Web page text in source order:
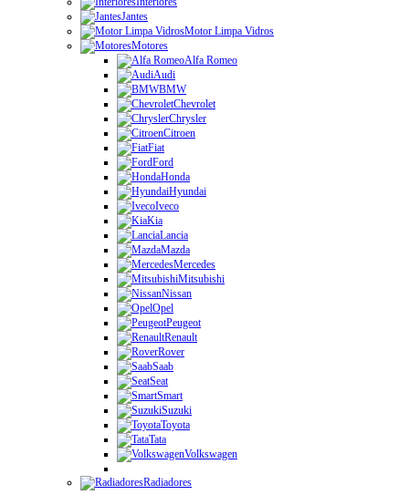
Jantes
Motor Limpa Vidros
Motores
Alfa Romeo
Audi
BMW
Chevrolet
Chrysler
Citroen
Fiat
Ford
Honda
Hyundai
Iveco
Kia
Lancia
Mazda
Mercedes
Mitsubishi
Nissan
Opel
Peugeot
Renault
Rover
Saab
Seat
Smart
Suzuki
Toyota
Tata
Volkswagen
Radiadores